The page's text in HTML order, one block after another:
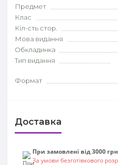
Предмет
Клас
Кіл-сть стор.
Мова видання
Обкладинка
Тип видання
Формат
Доставка
При замовлені від 3000
За умови безготівкового